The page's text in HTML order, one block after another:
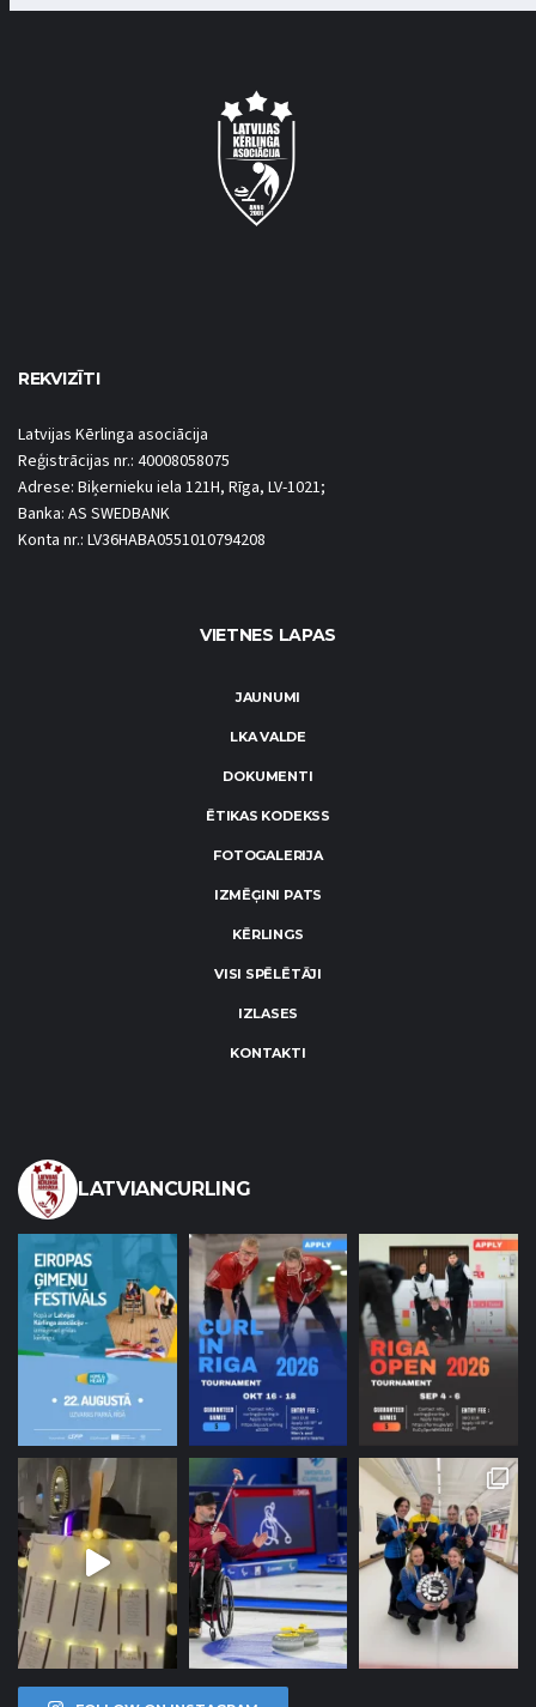
REKVIZĪTI
Latvijas Kērlinga asociācija
Reģistrācijas nr.: 40008058075
Adrese: Biķernieku iela 121H, Rīga, LV-1021;
Banka: AS SWEDBANK
Konta nr.: LV36HABA0551010794208
VIETNES LAPAS
JAUNUMI
LKA VALDE
DOKUMENTI
ĒTIKAS KODEKSS
FOTOGALERIJA
IZMĒĢINI PATS
KĒRLINGS
VISI SPĒLĒTĀJI
IZLASES
KONTAKTI
LATVIANCURLING